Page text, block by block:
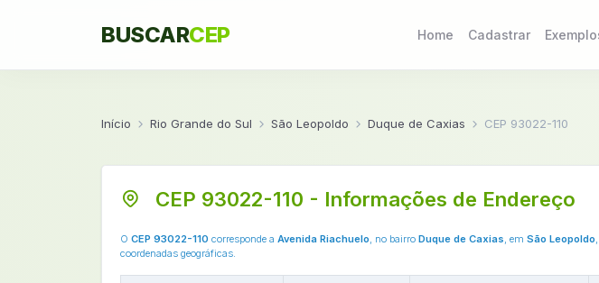
BUSCARCEP Home Cadastrar
Início Rio Grande do Sul São Leopoldo Duque de Caxias CEP 93022-110
CEP 93022-110 - Informações de Endereço
O CEP 93022-110 corresponde a Avenida Riachuelo, no bairro Duque de Caxias, em São Leopoldo
coordenadas geográficas.